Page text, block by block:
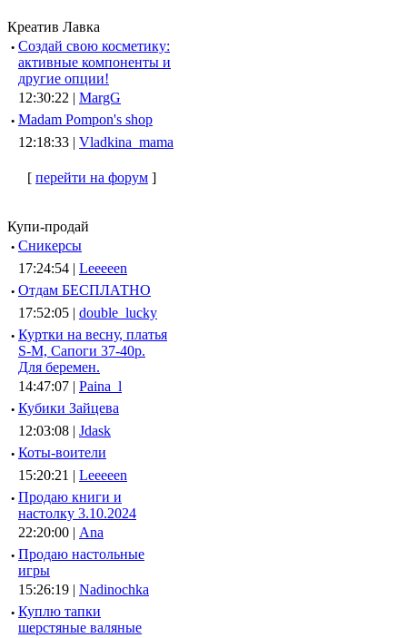
Креатив Лавка
· Создай свою косметику:
активные компоненты и
другие опции!
12:30:22 | MargG
· Madam Pompon's shop
12:18:33 | Vladkina_mama
[ перейти на форум ]
Купи-продай
· Сникерсы
17:24:54 | Leeeeen
· Отдам БЕСПЛАТНО
17:52:05 | double_lucky
· Куртки на весну, платья
S-M, Сапоги 37-40р.
Для беремен.
14:47:07 | Paina_l
· Кубики Зайцева
12:03:08 | Jdask
· Коты-воители
15:20:21 | Leeeeen
· Продаю книги и
настолку 3.10.2024
22:20:00 | Ana
· Продаю настольные
игры
15:26:19 | Nadinochka
· Куплю тапки
шерстяные валяные